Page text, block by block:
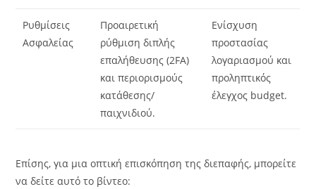
Ρυθμίσεις
Ασφαλείας
Προαιρετική
ρύθμιση διπλής
επαλήθευσης (2FA)
και περιορισμούς
κατάθεσης/
παιχνιδιού.
Ενίσχυση
προστασίας
λογαριασμού και
προληπτικός
έλεγχος budget.
Επίσης, για μια οπτική επισκόπηση της διεπαφής, μπορείτε
να δείτε αυτό το βίντεο: